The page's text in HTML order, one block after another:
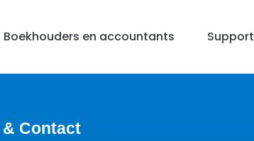
Boekhouders en accountants Support
Contact